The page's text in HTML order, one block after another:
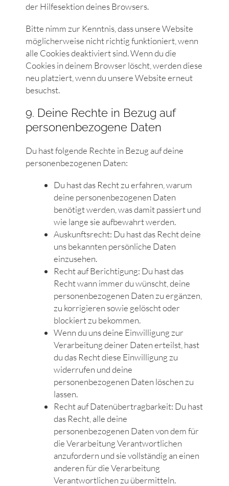
der Hilfesektion deines Browsers.
Bitte nimm zur Kenntnis, dass unsere Website
möglicherweise nicht richtig funktioniert, wenn
alle Cookies deaktiviert sind. Wenn du die
Cookies in deinem Browser löscht, werden diese
neu platziert, wenn du unsere Website erneut
besuchst.
9. Deine Rechte in Bezug auf
personenbezogene Daten
Du hast folgende Rechte in Bezug auf deine
personenbezogenen Daten:
Du hast das Recht zu erfahren, warum
deine personenbezogenen Daten
benötigt werden, was damit passiert und
wie lange sie aufbewahrt werden.
Auskunftsrecht: Du hast das Recht deine
uns bekannten persönliche Daten
einzusehen.
Recht auf Berichtigung: Du hast das
Recht wann immer du wünscht, deine
personenbezogenen Daten zu ergänzen,
zu korrigieren sowie gelöscht oder
blockiert zu bekommen.
Wenn du uns deine Einwilligung zur
Verarbeitung deiner Daten erteilst, hast
du das Recht diese Einwilligung zu
widerrufen und deine
personenbezogenen Daten löschen zu
lassen.
Recht auf Datenübertragbarkeit: Du hast
das Recht, alle deine
personenbezogenen Daten von dem für
die Verarbeitung Verantwortlichen
anzufordern und sie vollständig an einen
anderen für die Verarbeitung
Verantwortlichen zu übermitteln.